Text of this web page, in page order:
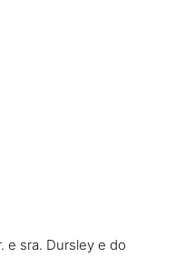
e sra. Dursley e do